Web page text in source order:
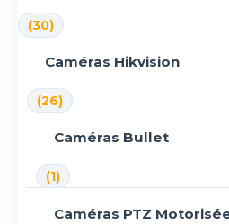
(30)
Caméras Hikvision
(26)
Caméras Bullet
(1)
Caméras PTZ